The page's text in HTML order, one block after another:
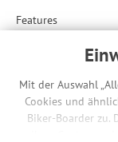
Mit der Auswahl
Cookies und
Biker-Boarder zu.
Ihrer Geräte-
Features
Radspezifisch
Teilweise
Leicht
Anpassbarer
Reflektierende